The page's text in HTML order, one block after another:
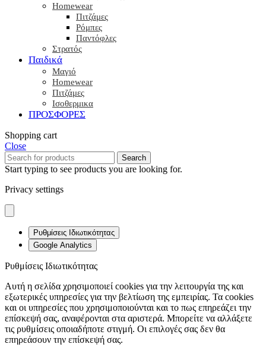
Homewear
Πιτζάμες
Ρόμπες
Παντόφλες
Στρατός
Παιδικά
Μαγιό
Homewear
Πιτζάμες
Ισοθερμικα
ΠΡΟΣΦΟΡΕΣ
Shopping cart
Close
Search
Start typing to see products you are looking for.
Privacy settings
Ρυθμίσεις Ιδιωτικότητας
Google Analytics
Ρυθμίσεις Ιδιωτικότητας
Αυτή η σελίδα χρησιμοποιεί cookies για την λειτουργία της και
εξωτερικές υπηρεσίες για την βελτίωση της εμπειρίας. Τα cookies
και οι υπηρεσίες που χρησιμοποιούνται και το πως επηρεάζει την
επίσκεψή σας, αναφέρονται στα αριστερά. Μπορείτε να αλλάξετε
τις ρυθμίσεις οποιαδήποτε στιγμή. Οι επιλογές σας δεν θα
επηρεάσουν την επίσκεψή σας.